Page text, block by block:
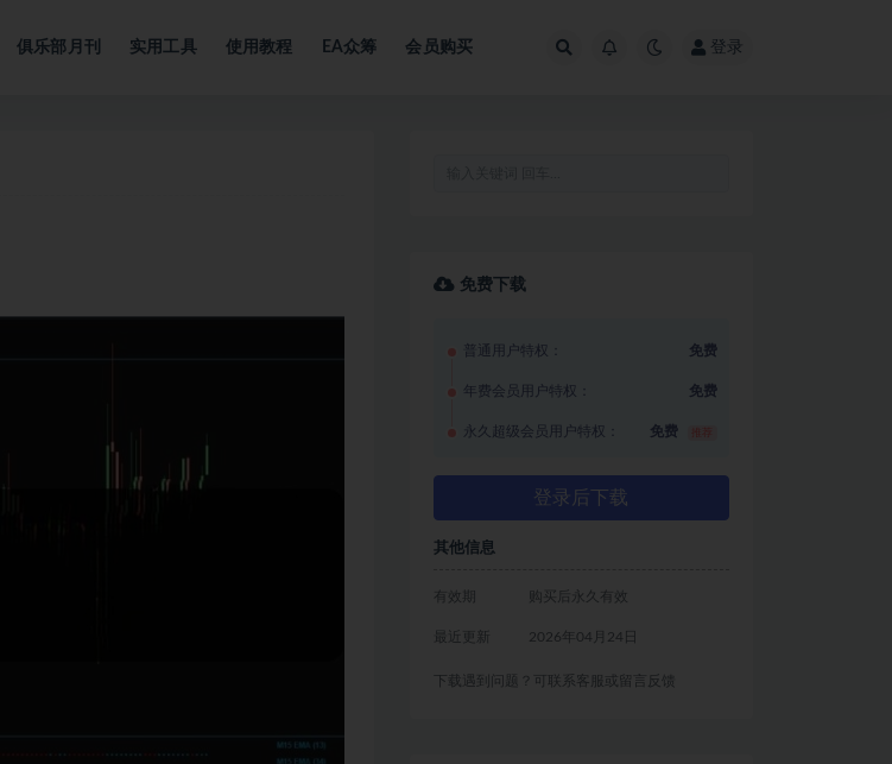
俱乐部月刊 实用工具 使用教程 EA众筹 会员购买 登录
免费下载
普通用户特权： 免费
年费会员用户特权： 免费
永久超级会员用户特权： 免费
登录后下载
其他信息
有效期 购买后永久有效
最近更新 2026年04月24日
下载遇到问题？可联系客服或留言反馈